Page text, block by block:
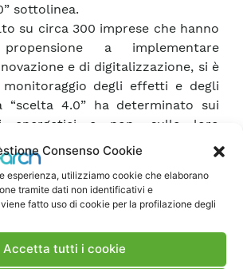
Consenso Cookie
esperienza, utilizziamo cookie che elaborano
tramite dati non identificativi e
fatto uso di cookie per la profilazione degli
Accetta tutti i cookie
sottolinea.
su circa 300 imprese che hanno
a implementare
e di digitalizzazione, si è
degli effetti e degli
“scelta 4.0” ha determinato sui
energetici e non, sulle loro
e, in generale, su altre voci
permesso di raccogliere una
sulle esperienze dirette di
e una base di micro-dati da